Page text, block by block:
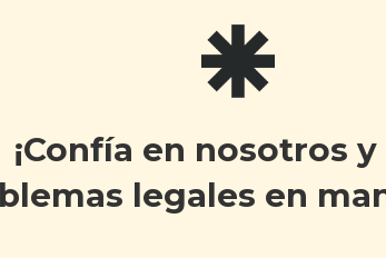
¡Confía en nosotros
legales en